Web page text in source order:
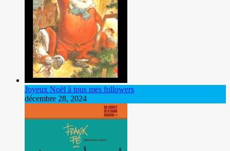
Joyeux Noël à tous mes followers
décembre 28, 2024